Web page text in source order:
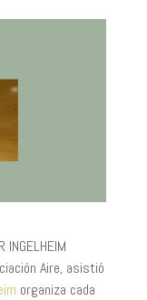
INGELHEIM
Aire, asistió
organiza cada